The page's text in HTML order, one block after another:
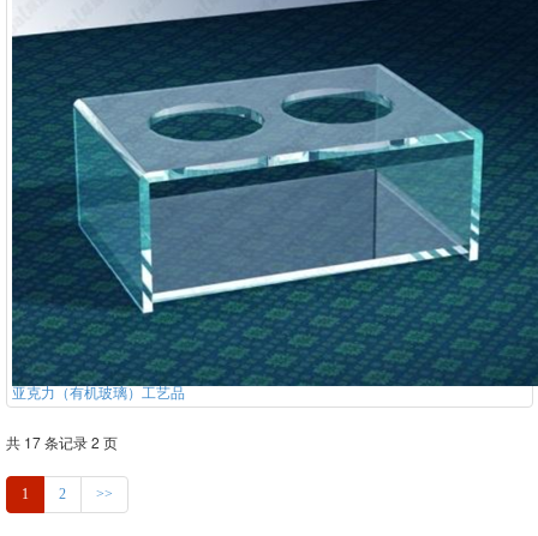
亚克力（有机玻璃）工艺品
共 17 条记录 2 页
1 2 >>